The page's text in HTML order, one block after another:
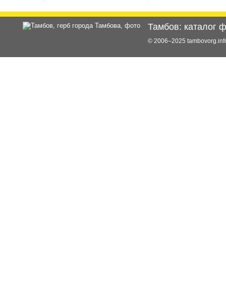
Тамбов: каталог
© 2006–2025